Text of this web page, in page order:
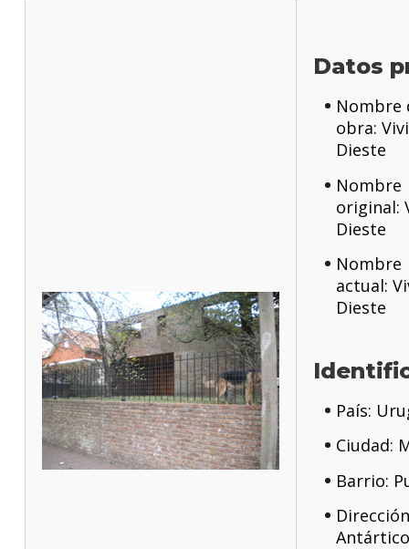
Datos
Nombre
obra:
Dieste
Nombre
original:
Dieste
Nombre
actual:
Dieste
País:
Ciudad:
Barrio: